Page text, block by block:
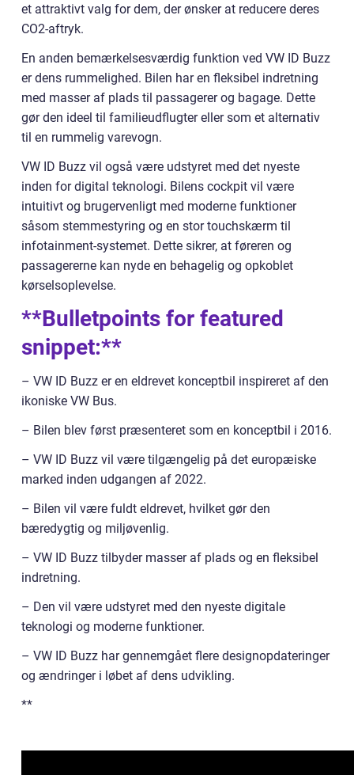
et attraktivt valg for dem, der ønsker at reducere deres
CO2-aftryk.
En anden bemærkelsesværdig funktion ved VW ID Buzz
er dens rummelighed. Bilen har en fleksibel indretning
med masser af plads til passagerer og bagage. Dette
gør den ideel til familieudflugter eller som et alternativ
til en rummelig varevogn.
VW ID Buzz vil også være udstyret med det nyeste
inden for digital teknologi. Bilens cockpit vil være
intuitivt og brugervenligt med moderne funktioner
såsom stemmestyring og en stor touchskærm til
infotainment-systemet. Dette sikrer, at føreren og
passagererne kan nyde en behagelig og opkoblet
kørselsoplevelse.
**Bulletpoints for featured
snippet:**
– VW ID Buzz er en eldrevet konceptbil inspireret af den
ikoniske VW Bus.
– Bilen blev først præsenteret som en konceptbil i 2016.
– VW ID Buzz vil være tilgængelig på det europæiske
marked inden udgangen af 2022.
– Bilen vil være fuldt eldrevet, hvilket gør den
bæredygtig og miljøvenlig.
– VW ID Buzz tilbyder masser af plads og en fleksibel
indretning.
– Den vil være udstyret med den nyeste digitale
teknologi og moderne funktioner.
– VW ID Buzz har gennemgået flere designopdateringer
og ændringer i løbet af dens udvikling.
**